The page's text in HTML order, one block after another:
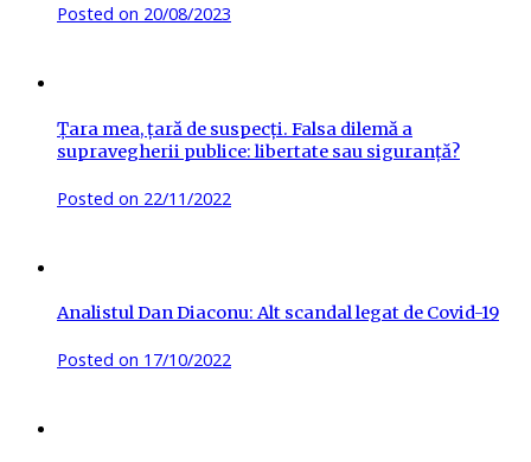
Posted on 20/08/2023
Țara mea, țară de suspecți. Falsa dilemă a
supravegherii publice: libertate sau siguranță?
Posted on 22/11/2022
Analistul Dan Diaconu: Alt scandal legat de Covid-19
Posted on 17/10/2022